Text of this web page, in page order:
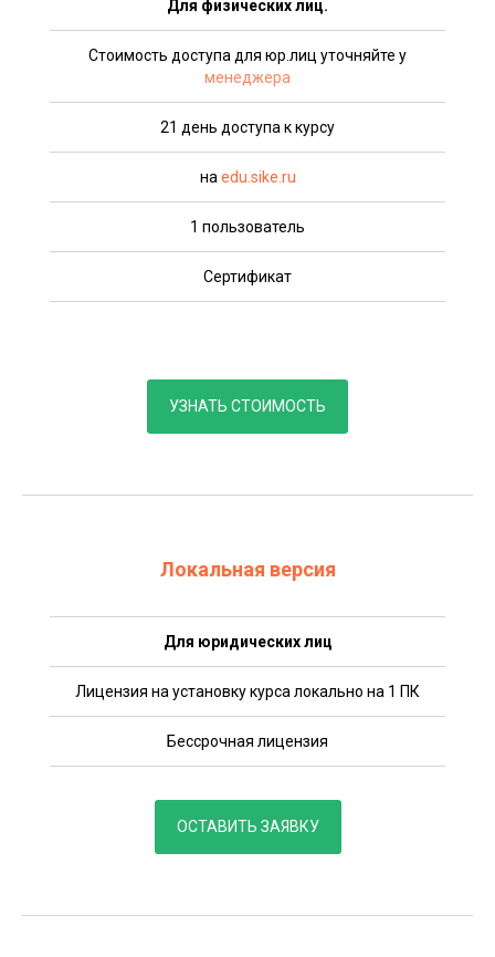
Для физических лиц.
Стоимость доступа для юр.лиц уточняйте у
менеджера
21 день доступа к курсу
на edu.sike.ru
1 пользователь
Сертификат
УЗНАТЬ СТОИМОСТЬ
Локальная версия
Для юридических лиц
Лицензия на установку курса локально на 1 ПК
Бессрочная лицензия
ОСТАВИТЬ ЗАЯВКУ